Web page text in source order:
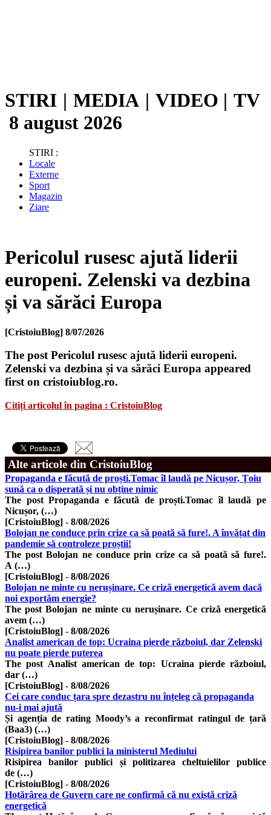
STIRI | MEDIA | VIDEO | TV
8 august 2026
STIRI :
Locale
Externe
Sport
Magazin
Ziare
Pericolul rusesc ajută liderii
europeni. Zelenski va dezbina
și va sărăci Europa
[CristoiuBlog] 8/07/2026
The post Pericolul rusesc ajută liderii europeni.
Zelenski va dezbina și va sărăci Europa appeared
first on cristoiublog.ro.
Citiți articolul în pagina : CristoiuBlog
Alte articole din CristoiuBlog
Propaganda e făcută de proști.Tomac îl laudă pe Nicușor, Țoiu
sună ca o disperată și nu obține nimic
The post Propaganda e făcută de proști.Tomac îl laudă pe
Nicușor, (…)
[CristoiuBlog] - 8/08/2026
Bolojan ne conduce prin crize ca să poată să fure!. A învățat din
pandemie să controleze proștii!
The post Bolojan ne conduce prin crize ca să poată să fure!.
A (…)
[CristoiuBlog] - 8/08/2026
Bolojan ne minte cu nerușinare. Ce criză energetică avem dacă
noi exportăm energie?
The post Bolojan ne minte cu nerușinare. Ce criză energetică
avem (…)
[CristoiuBlog] - 8/08/2026
Analist american de top: Ucraina pierde războiul, dar Zelenski
nu poate pierde puterea
The post Analist american de top: Ucraina pierde războiul,
dar (…)
[CristoiuBlog] - 8/08/2026
Cei care conduc țara spre dezastru nu înțeleg că propaganda
nu-i mai ajută
Și agenția de rating Moody’s a reconfirmat ratingul de țară
(Baa3) (…)
[CristoiuBlog] - 8/08/2026
Risipirea banilor publici la ministerul Mediului
Risipirea banilor publici și politizarea cheltuielilor publice
de (…)
[CristoiuBlog] - 8/08/2026
Hotărârea de Guvern care ne confirmă că nu există criză
energetică